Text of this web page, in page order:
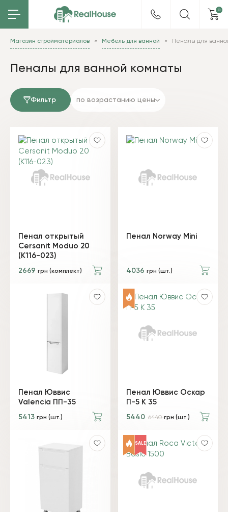
0
Магазин стройматериалов Мебель для ванной Пеналы для
Пеналы для ванной комнаты
Фильтр по возрастанию цены
Пенал открытый
Cersanit Moduo 20
(K116-023)
2669 грн (комплект)
Пенал Norway Mini
4036 грн (шт.)
Пенал Юввис
Valencia ПП-35
5413 грн (шт.)
Пенал Юввис Оскар
П-5 К 35
5440 6440грн (шт.)
SALE